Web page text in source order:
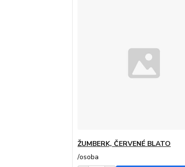
ŽUMBERK, ČERVENÉ BLATO
/osoba